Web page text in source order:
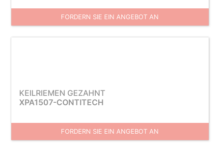
FORDERN SIE EIN ANGEBOT AN
KEILRIEMEN GEZAHNT
XPA1507-CONTITECH
FORDERN SIE EIN ANGEBOT AN